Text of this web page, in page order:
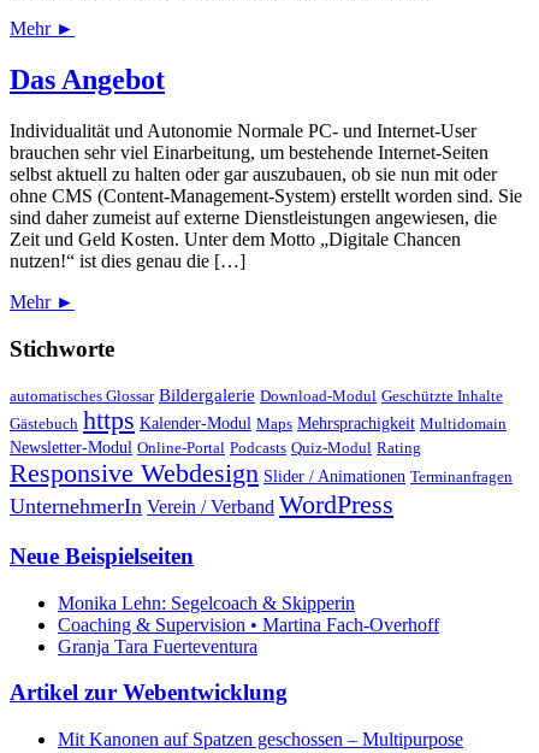
Mehr ►
Das Angebot
Individualität und Autonomie Normale PC- und Internet-User
brauchen sehr viel Einarbeitung, um bestehende Internet-Seiten
selbst aktuell zu halten oder gar auszubauen, ob sie nun mit oder
ohne CMS (Content-Management-System) erstellt worden sind. Sie
sind daher zumeist auf externe Dienstleistungen angewiesen, die
Zeit und Geld Kosten. Unter dem Motto „Digitale Chancen
nutzen!“ ist dies genau die […]
Mehr ►
Stichworte
automatisches Glossar Bildergalerie Download-Modul Geschützte Inhalte
Gästebuch https Kalender-Modul Maps Mehrsprachigkeit Multidomain
Newsletter-Modul Online-Portal Podcasts Quiz-Modul Rating
Responsive Webdesign Slider / Animationen Terminanfragen
UnternehmerIn Verein / Verband WordPress
Neue Beispielseiten
Monika Lehn: Segelcoach & Skipperin
Coaching & Supervision • Martina Fach-Overhoff
Granja Tara Fuerteventura
Artikel zur Webentwicklung
Mit Kanonen auf Spatzen geschossen – Multipurpose